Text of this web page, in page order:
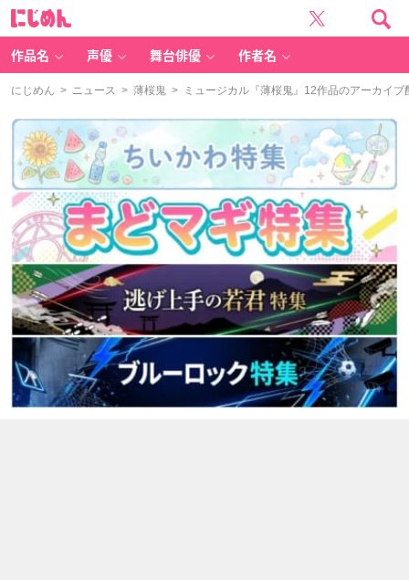
作品名 声優 舞台俳優 作者名
にじめん > ニュース > 薄桜鬼 > ミュージカル『薄桜鬼』12作品のアーカイ